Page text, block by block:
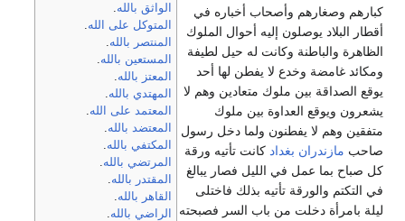
الواثق بالله
المتوكل على الله
المنتصر بالله
المستعين بالله
المعتز بالله
المهتدي بالله
المعتمد على الله
المعتضد بالله
المكتفي بالله
المرتضي بالله
المقتدر بالله
القاهر بالله
الراضي بالله
كبارهم وصغارهم وأصحاب أخباره في
أقطار البلاد يوصلون إليه أحوال الملوك
الظاهرة والباطنة وكانت له حيل لطيفة
ومكائد غامضة وخدع لا يفطن لها أحد
يوقع الصداقة بين ملوك متعادين وهم لا
يشعرون ويوقع العداوة بين ملوك
متفقين وهم لا يفطنون ولما دخل رسول
صاحب مازندران بغداد كانت تأتيه ورقة
كل صباح بما عمل في الليل فصار يبالغ
في التكتم والورقة تأتيه بذلك فاختلى
ليلة بامرأة دخلت من باب السر فصبحته